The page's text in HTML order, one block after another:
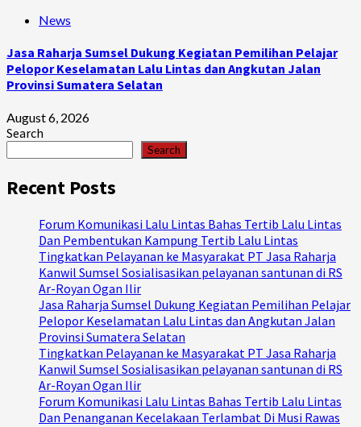
News
Jasa Raharja Sumsel Dukung Kegiatan Pemilihan Pelajar
Pelopor Keselamatan Lalu Lintas dan Angkutan Jalan
Provinsi Sumatera Selatan
August 6, 2026
Search
Search
Recent Posts
Forum Komunikasi Lalu Lintas Bahas Tertib Lalu Lintas
Dan Pembentukan Kampung Tertib Lalu Lintas
Tingkatkan Pelayanan ke Masyarakat PT Jasa Raharja
Kanwil Sumsel Sosialisasikan pelayanan santunan di RS
Ar-Royan Ogan Ilir
Jasa Raharja Sumsel Dukung Kegiatan Pemilihan Pelajar
Pelopor Keselamatan Lalu Lintas dan Angkutan Jalan
Provinsi Sumatera Selatan
Tingkatkan Pelayanan ke Masyarakat PT Jasa Raharja
Kanwil Sumsel Sosialisasikan pelayanan santunan di RS
Ar-Royan Ogan Ilir
Forum Komunikasi Lalu Lintas Bahas Tertib Lalu Lintas
Dan Penanganan Kecelakaan Terlambat Di Musi Rawas